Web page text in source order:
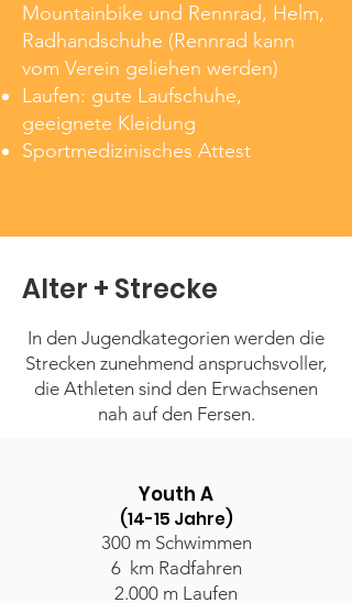
Mountainbike und Rennrad, Helm,
Radhandschuhe (Rennrad kann
vom Verein geliehen werden)
Laufen: gute Laufschuhe,
geeignete Kleidung
Sportmedizinisches Attest
Alter + Strecke
In den Jugendkategorien werden die
Strecken zunehmend anspruchsvoller,
die Athleten sind den Erwachsenen
nah auf den Fersen.
Youth A
(14-15 Jahre)
300 m Schwimmen
6 km Radfahren
2.000 m Laufen